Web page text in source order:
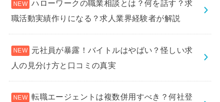
ハローワークの職業相談とは？何を話す？求
職活動実績作りになる？求人業界経験者が解説
元社員が暴露！バイトルはやばい？怪しい求
人の見分け方と口コミの真実
転職エージェントは複数併用すべき？何社登